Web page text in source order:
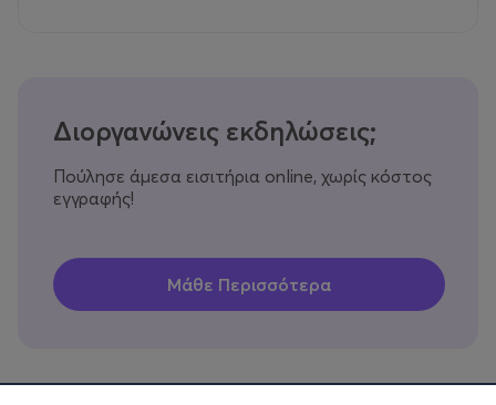
Διοργανώνεις εκδηλώσεις;
Πούλησε άμεσα εισιτήρια online, χωρίς κόστος
εγγραφής!